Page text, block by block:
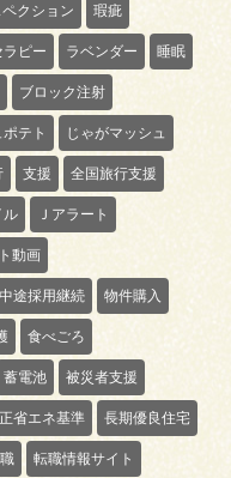
クション 瑕疵
ラピー ラベンダー 睡眠
ブロック注射
テト じゃがマッシュ
支援 全国旅行支援
ル Ｊアラート
動画
中途採用継続 物件購入
食べごろ
蓄電池 被災者支援
省エネ基準 長期優良住宅
転職情報サイト